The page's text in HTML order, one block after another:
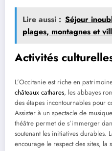
Lire aussi : Séjour
plages, montagnes et
Activités
L’Occitanie est riche en
châteaux cathares, les abbayes
des étapes incontournables pour
Assister à un spectacle de
théâtre permet de s’immerger
soutenant les initiatives durables.
encourage le respect des sites, la